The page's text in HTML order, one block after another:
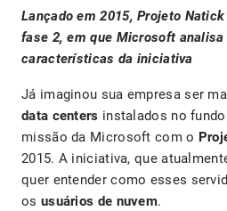
Lançado em 2015, Projeto
fase 2, em que Microsoft
características da iniciativa
Já imaginou sua empresa ser
data centers instalados no
missão da Microsoft com o
2015. A iniciativa, que
quer entender como esses
os usuários de nuvem.